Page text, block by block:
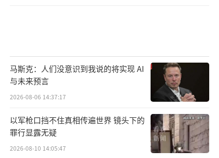
业场景的人形机器人，但仍需观察这些机器人
落地后的真实反馈，如效率提升、经济性考量
等。
工业企业基于前期简单的样品对接，现在
愿意放大订单规模，在特定使用场景引入人形
机器人。在这个概念验证阶段，工业企业需要
马斯克：人们没意识到我说的将实现 AI
与未来预言
2026-08-06 14:37:17
以军枪口挡不住真相传遍世界 镜头下的
罪行显露无疑
2026-08-10 14:05:47